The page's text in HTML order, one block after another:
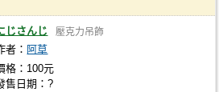
じさんじ 壓克力吊飾
者： 阿草
格：100元
售日期：?